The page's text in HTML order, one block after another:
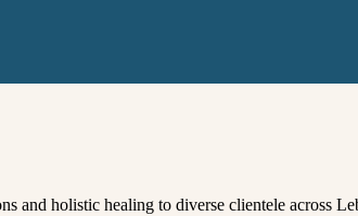
and holistic healing to diverse clientele across